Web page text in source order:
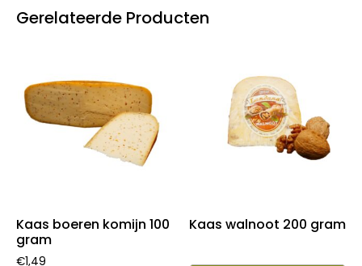
Gerelateerde Producten
Kaas boeren komijn 100
gram
€1,49
Kaas walnoot 200 gram